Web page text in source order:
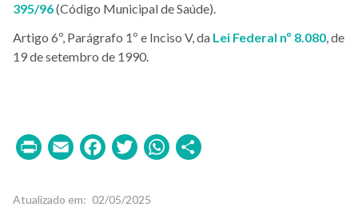
395/96(Código Municipal de Saúde).
Artigo 6º, Parágrafo 1º e Inciso V, da Lei Federal nº 8.080, de
19 de setembro de 1990.
PrintEmailFacebook
TwitterWhatsApp
Atualizado em 02/05/2025